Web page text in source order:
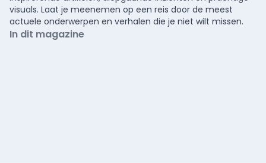
visuals. Laat je meenemen op een reis door de meest
actuele onderwerpen en verhalen die je niet wilt missen.
In dit magazine